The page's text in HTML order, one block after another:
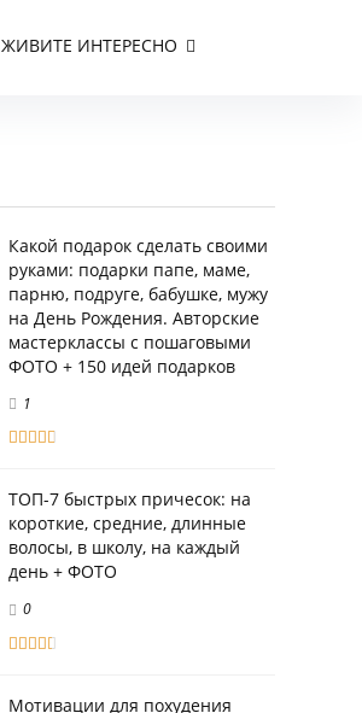
ЖИВИТЕ ИНТЕРЕСНО
Какой подарок сделать своими
руками: подарки папе, маме,
парню, подруге, бабушке, мужу
на День Рождения. Авторские
мастерклассы с пошаговыми
ФОТО + 150 идей подарков
1
ТОП-7 быстрых причесок: на
короткие, средние, длинные
волосы, в школу, на каждый
день + ФОТО
0
Мотивации для похудения